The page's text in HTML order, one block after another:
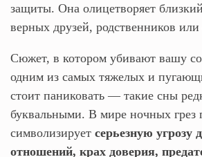
защиты. Она олицетворяет
верных друзей, родственников
Сюжет, в котором убивают вашу
одним из самых тяжелых и
стоит паниковать — такие сны
буквальными. В мире ночных грез
символизирует серьезную угрозу
отношений, крах доверия,